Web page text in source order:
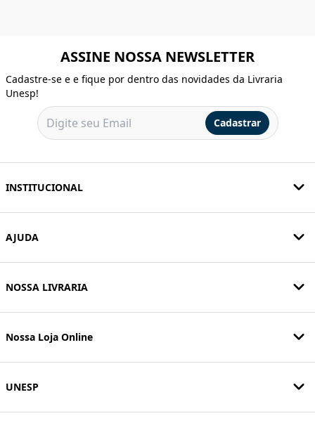
ASSINE NOSSA NEWSLETTER
Cadastre-se e e fique por dentro das novidades da Livraria
Unesp!
Cadastrar
INSTITUCIONAL
AJUDA
NOSSA LIVRARIA
Nossa Loja Online
UNESP